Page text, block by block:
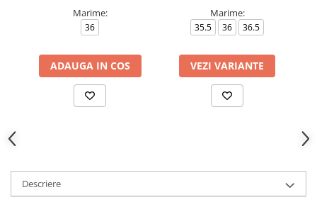
Marime:
36
ADAUGA IN COS
Marime:
35.5 36 36.5
VEZI VARIANTE
Descriere